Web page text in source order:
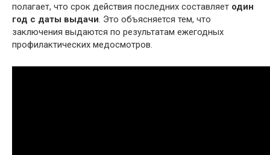
полагает, что срок действия последних составляет один
год с даты выдачи. Это объясняется тем, что
заключения выдаются по результатам ежегодных
профилактических медосмотров.